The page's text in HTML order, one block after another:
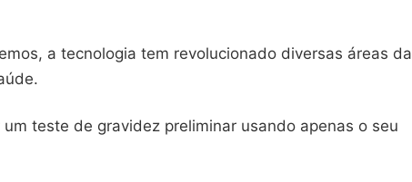
a tecnologia tem revolucionado diversas áreas da
teste de gravidez preliminar usando apenas o seu